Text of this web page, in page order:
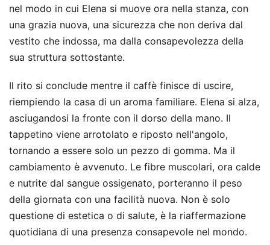
nel modo in cui Elena si muove ora nella stanza, con
una grazia nuova, una sicurezza che non deriva dal
vestito che indossa, ma dalla consapevolezza della
sua struttura sottostante.
Il rito si conclude mentre il caffè finisce di uscire,
riempiendo la casa di un aroma familiare. Elena si alza,
asciugandosi la fronte con il dorso della mano. Il
tappetino viene arrotolato e riposto nell'angolo,
tornando a essere solo un pezzo di gomma. Ma il
cambiamento è avvenuto. Le fibre muscolari, ora calde
e nutrite dal sangue ossigenato, porteranno il peso
della giornata con una facilità nuova. Non è solo
questione di estetica o di salute, è la riaffermazione
quotidiana di una presenza consapevole nel mondo.